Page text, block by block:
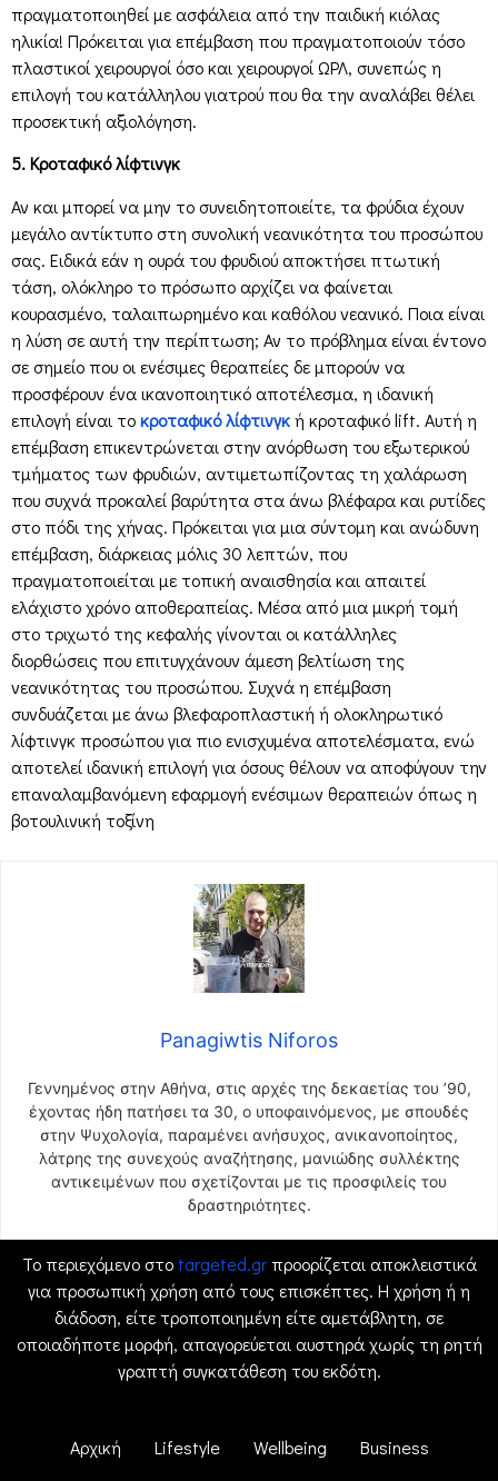
πραγματοποιηθεί με ασφάλεια από την παιδική κιόλας
ηλικία! Πρόκειται για επέμβαση που πραγματοποιούν τόσο
πλαστικοί χειρουργοί όσο και χειρουργοί ΩΡΛ, συνεπώς η
επιλογή του κατάλληλου γιατρού που θα την αναλάβει θέλει
προσεκτική αξιολόγηση.
5. Κροταφικό λίφτινγκ
Αν και μπορεί να μην το συνειδητοποιείτε, τα φρύδια έχουν
μεγάλο αντίκτυπο στη συνολική νεανικότητα του προσώπου
σας. Ειδικά εάν η ουρά του φρυδιού αποκτήσει πτωτική
τάση, ολόκληρο το πρόσωπο αρχίζει να φαίνεται
κουρασμένο, ταλαιπωρημένο και καθόλου νεανικό. Ποια είναι
η λύση σε αυτή την περίπτωση; Αν το πρόβλημα είναι έντονο
σε σημείο που οι ενέσιμες θεραπείες δε μπορούν να
προσφέρουν ένα ικανοποιητικό αποτέλεσμα, η ιδανική
επιλογή είναι τοκροταφικό λίφτινγκή κροταφικό lift. Αυτή η
επέμβαση επικεντρώνεται στην ανόρθωση του εξωτερικού
τμήματος των φρυδιών, αντιμετωπίζοντας τη χαλάρωση
που συχνά προκαλεί βαρύτητα στα άνω βλέφαρα και ρυτίδες
στο πόδι της χήνας. Πρόκειται για μια σύντομη και ανώδυνη
επέμβαση, διάρκειας μόλις 30 λεπτών, που
πραγματοποιείται με τοπική αναισθησία και απαιτεί
ελάχιστο χρόνο αποθεραπείας. Μέσα από μια μικρή τομή
στο τριχωτό της κεφαλής γίνονται οι κατάλληλες
διορθώσεις που επιτυγχάνουν άμεση βελτίωση της
νεανικότητας του προσώπου. Συχνά η επέμβαση
συνδυάζεται με άνω βλεφαροπλαστική ή ολοκληρωτικό
λίφτινγκ προσώπου για πιο ενισχυμένα αποτελέσματα, ενώ
αποτελεί ιδανική επιλογή για όσους θέλουν να αποφύγουν την
επαναλαμβανόμενη εφαρμογή ενέσιμων θεραπειών όπως η
βοτουλινική τοξίνη
Panagiwtis Niforos
Γεννημένος στην Αθήνα, στις αρχές της δεκαετίας του ’90,
έχοντας ήδη πατήσει τα 30, ο υποφαινόμενος, με σπουδές
στην Ψυχολογία, παραμένει ανήσυχος, ανικανοποίητος,
λάτρης της συνεχούς αναζήτησης, μανιώδης συλλέκτης
αντικειμένων που σχετίζονται με τις προσφιλείς του
δραστηριότητες.
Το περιεχόμενο στο targeted.grπροορίζεται αποκλειστικά
για προσωπική χρήση από τους επισκέπτες. Η χρήση ή η
διάδοση, είτε τροποποιημένη είτε αμετάβλητη, σε
οποιαδήποτε μορφή, απαγορεύεται αυστηρά χωρίς τη ρητή
γραπτή συγκατάθεση του εκδότη.
Αρχική Lifestyle Wellbeing Business